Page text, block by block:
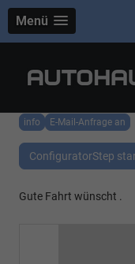
Menü
info E-Mail-Anfrage an
ConfiguratorStep
Gute Fahrt wünscht .